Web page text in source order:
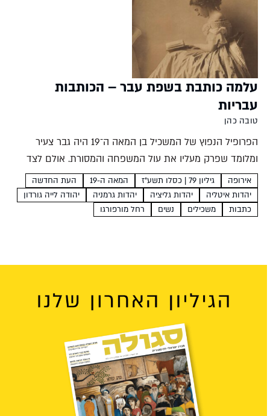
עלמה כותבת בשפת עבר – הכותבות
עבריות
טובה כהן
הפרופיל הנפוץ של המשכיל בן המאה ה־19 היה גבר צעיר
ומלומד שפרק מעליו את עול המשפחה והמסורת. אולם לצד
גברים אלה פעלו בשוליה של קהילת המשכילים במזרח אירופה
ובמרכזה גם נשים שקראו את כתבי העת...
אירופה גיליון 79 | כסלו תשע"ז המאה ה-19
העת החדשה
יהדות איטליה
יהדות גליציה יהדות גרמניה
יהודה לייה גורדון
כתבות
משכילים נשים רחל מורפורגו